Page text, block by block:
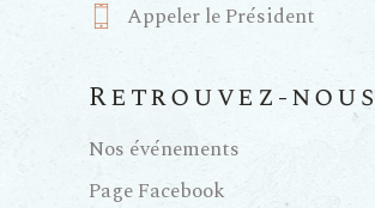
Appeler le Président
Retrouvez-nous
Nos événements
Page Facebook